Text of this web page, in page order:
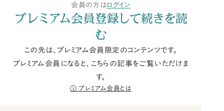
会員の方はログイン
プレミアム会員登録して続きを読
む
この先は、プレミアム会員限定のコンテンツです。
プレミアム会員になると、こちらの記事をご覧いただけま
す。
プレミアム会員とは